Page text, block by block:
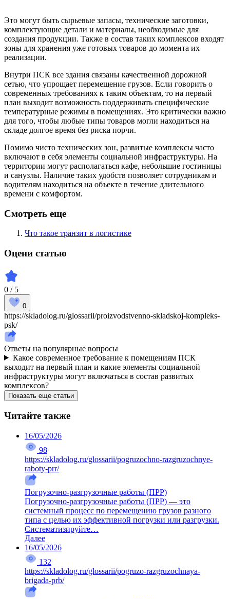
Это могут быть сырьевые запасы, технические заготовки,
комплектующие детали и материалы, необходимые для
создания продукции. Также в состав таких комплексов входят
зоны для хранения уже готовых товаров до момента их
реализации.
Внутри ПСК все здания связаны качественной дорожной
сетью, что упрощает перемещение грузов. Если говорить о
современных требованиях к таким объектам, то на первый
план выходит возможность поддерживать специфические
температурные режимы в помещениях. Это критически важно
для того, чтобы любые типы товаров могли находиться на
складе долгое время без риска порчи.
Помимо чисто технических зон, развитые комплексы часто
включают в себя элементы социальной инфраструктуры. На
территории могут располагаться кафе, небольшие гостиницы
и санузлы. Наличие таких удобств позволяет сотрудникам и
водителям находиться на объекте в течение длительного
времени с комфортом.
Смотреть еще
Что такое транзит в логистике
Оцени статью
0 / 5
0
https://skladolog.ru/glossarii/proizvodstvenno-skladskoj-kompleks-
psk/
Ответы на популярные вопросы
Какое современное требование к помещениям ПСК
выходит на первый план и какие элементы социальной
инфраструктуры могут включаться в состав развитых
комплексов?
Показать еще статьи
Читайте также
16/05/2026
98
https://skladolog.ru/glossarii/pogruzochno-razgruzochnye-
raboty-prr/
Погрузочно-разгрузочные работы (ПРР)
Погрузочно-разгрузочные работы (ПРР) — это
системный процесс по перемещению грузов разного
типа с целью их эффективной погрузки или разгрузки.
Систематизируйте…
Далее
16/05/2026
132
https://skladolog.ru/glossarii/pogruzo-razgruzochnaya-
brigada-prb/